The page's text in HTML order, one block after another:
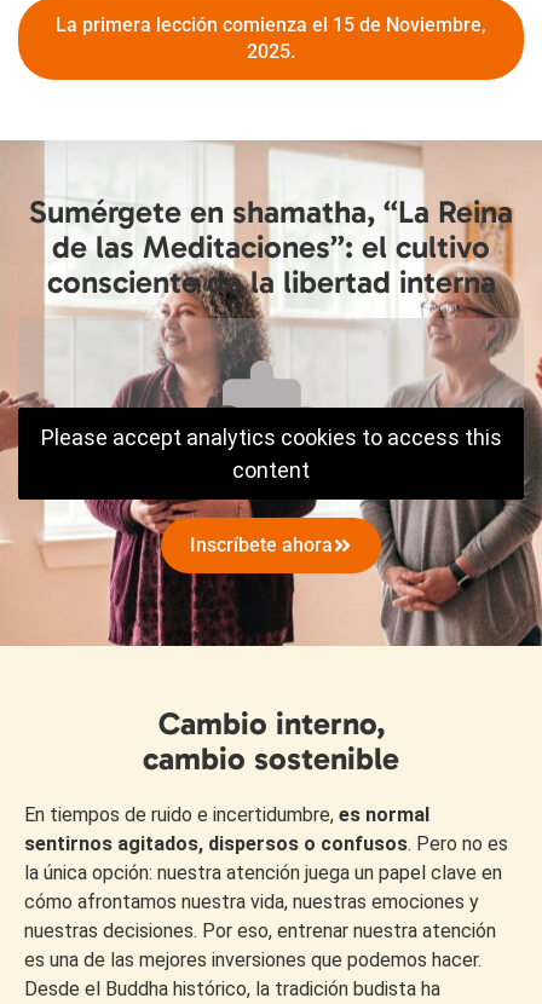
La primera lección comienza el 15 de Noviembre,
2025.
Sumérgete en shamatha, “La Reina
de las Meditaciones”: el cultivo
consciente de la libertad interna
Please accept analytics cookies to access this
content
Inscríbete ahora
Cambio interno,
cambio sostenible
En tiempos de ruido e incertidumbre, es normal
sentirnos agitados, dispersos o confusos. Pero no es
la única opción: nuestra atención juega un papel clave en
cómo afrontamos nuestra vida, nuestras emociones y
nuestras decisiones. Por eso, entrenar nuestra atención
es una de las mejores inversiones que podemos hacer.
Desde el Buddha histórico, la tradición budista ha